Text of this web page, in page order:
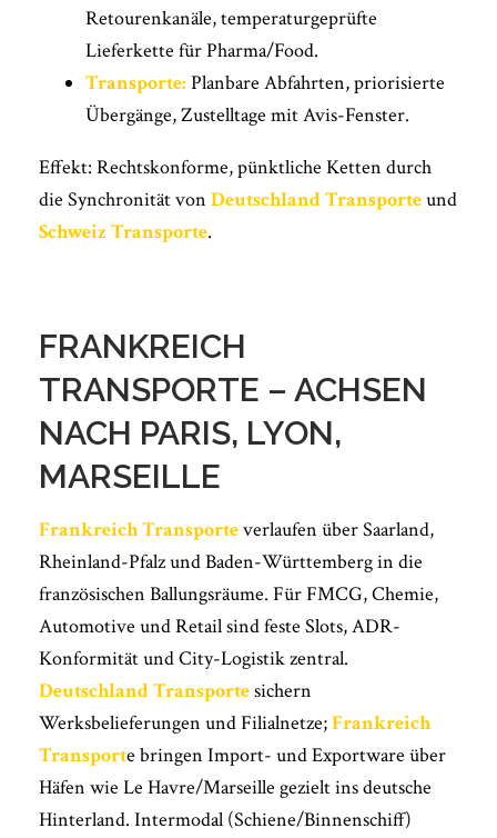
Retourenkanäle, temperaturgeprüfte
Lieferkette für Pharma/Food.
Transporte: Planbare Abfahrten, priorisierte
Übergänge, Zustelltage mit Avis-Fenster.
Effekt: Rechtskonforme, pünktliche Ketten durch
die Synchronität von Deutschland Transporteund
Schweiz Transporte.
FRANKREICH
TRANSPORTE – ACHSEN
NACH PARIS, LYON,
MARSEILLE
Frankreich Transporteverlaufen über Saarland,
Rheinland-Pfalz und Baden-Württemberg in die
französischen Ballungsräume. Für FMCG, Chemie,
Automotive und Retail sind feste Slots, ADR-
Konformität und City-Logistik zentral.
Deutschland Transportesichern
Werksbelieferungen und Filialnetze;Frankreich
Transporte bringen Import- und Exportware über
Häfen wie Le Havre/Marseille gezielt ins deutsche
Hinterland. Intermodal (Schiene/Binnenschiff)